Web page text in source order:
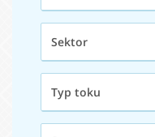
Sektor:
Sektor
toku:
Typ toku